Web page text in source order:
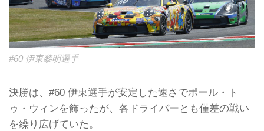
#60 伊東黎明選手
決勝は、#60 伊東選手が安定した速さでポール・ト
ゥ・ウィンを飾ったが、各ドライバーとも僅差の戦い
を繰り広げていた。